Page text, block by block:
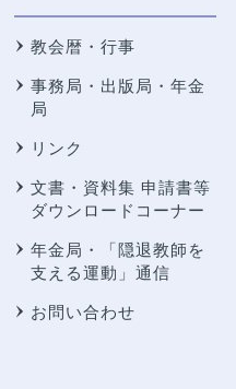
教会暦・行事
事務局・出版局・年金
局
リンク
文書・資料集 申請書等
ダウンロードコーナー
年金局・
「隠退教師を
支える運動」通信
お問い合わせ